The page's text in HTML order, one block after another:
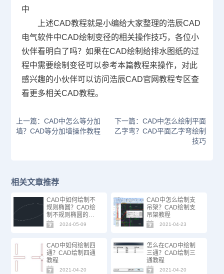
中
上述CAD教程就是小编给大家整理的浩辰CAD
电气软件中CAD绘制变径的相关操作技巧，各位小
伙伴看明白了吗？如果在CAD绘制给排水图纸的过
程中需要绘制变径可以参考本篇教程来操作，对此
感兴趣的小伙伴可以访问浩辰CAD官网教程专区查
看更多相关CAD教程。
上一篇：CAD中怎么等分加
墙？CAD等分加墙操作教程
下一篇：CAD中怎么绘制平面
乙字弯？CAD平面乙字弯绘制
技巧
相关文章推荐
CAD中如何绘制不
规则椭圆？CAD绘
制不规则椭圆的方
法步骤2024-05-09
CAD中怎么绘制支
吊架？CAD绘制支
吊架教程
2021-04-23
CAD中如何绘制四
通？CAD绘制四通
教程
2021-04-20
怎么在CAD中绘制
三通？CAD绘制三
通教程
2021-04-20